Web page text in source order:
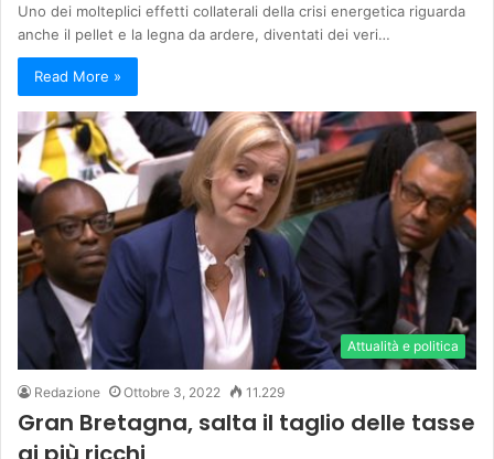
Uno dei molteplici effetti collaterali della crisi energetica riguarda
anche il pellet e la legna da ardere, diventati dei veri…
Read More »
Attualità e politica
Redazione Ottobre 3, 2022 11.229
Gran Bretagna, salta il taglio delle tasse